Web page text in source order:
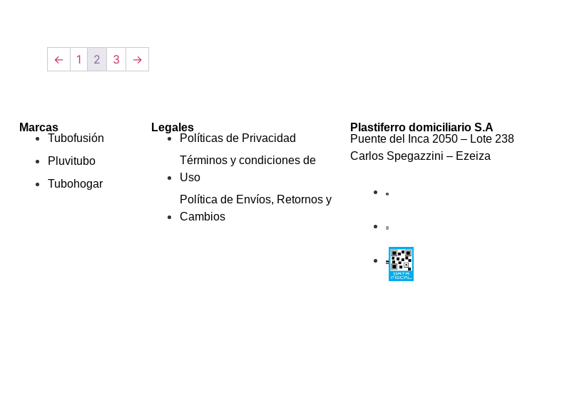
← 1 2 3 →
Marcas
Tubofusión
Pluvitubo
Tubohogar
Legales
Políticas de Privacidad
Términos y condiciones de
Uso
Política de Envíos, Retornos y
Cambios
Plastiferro domiciliario S.A
Puente del Inca 2050 – Lote 238
Carlos Spegazzini – Ezeiza